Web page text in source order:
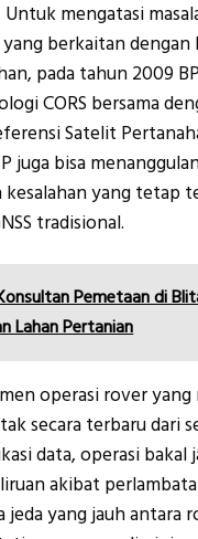
mengatasi
berkaitan dengan
pada tahun 2009
CORS bersama
Satelit
juga bisa
kesalahan yang tetap
tradisional.
Pemetaan di
Lahan Pertanian
operasi rover yang
secara terbaru dari
data, operasi bakal
akibat
jeda yang jauh antara